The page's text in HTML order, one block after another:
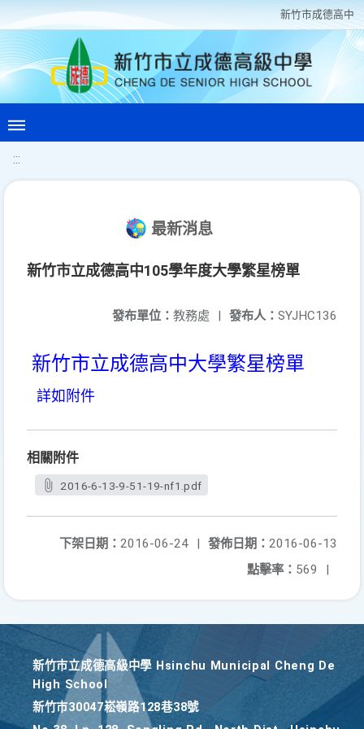
新竹巿成德高中
:::
最新消息
新竹市立成德高中105學年度大學繁星榜單
發布人： SYJHC136
發布單位： 教務處 |
新竹市立成德高中大學繁星榜單
詳如附件
相關附件
2016-6-13-9-51-19-nf1.pdf
發佈日期： 2016-06-13
下架日期： 2016-06-24
|
點擊率： 569 |
新竹巿立成德高級中學 Hsinchu Municipal Cheng De
High School
新竹巿30047崧嶺路128巷38號